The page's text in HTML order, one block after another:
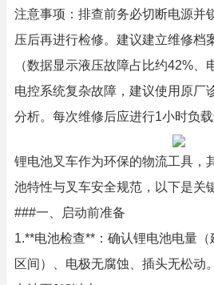
注意事项：排查前务必切断电源并
压后再进行检修。建议建立维修档
（数据显示液压故障占比约42%、
电控系统复杂故障，建议使用原厂
分析。每次维修后应进行1小时负
锂电池叉车作为环保的物流工具，
池特性与叉车安全规范，以下是关
###一、启动前准备
1.**电池检查**：确认锂电池电量
区间）、电极无腐蚀、插头无松动